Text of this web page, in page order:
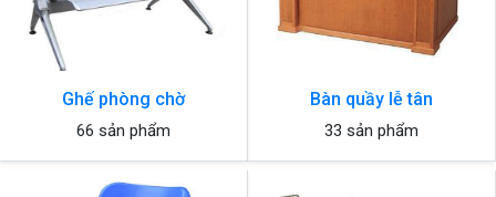
Ghế phòng chờ
66 sản phẩm
Bàn quầy lễ tân
33 sản phẩm